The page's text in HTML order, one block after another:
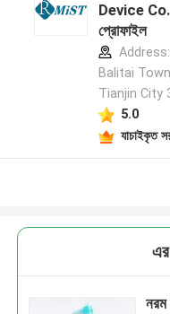
Device
প্রোফাইল
Balitai
Tianjin City
5.0
যাচাইকৃত
নরম